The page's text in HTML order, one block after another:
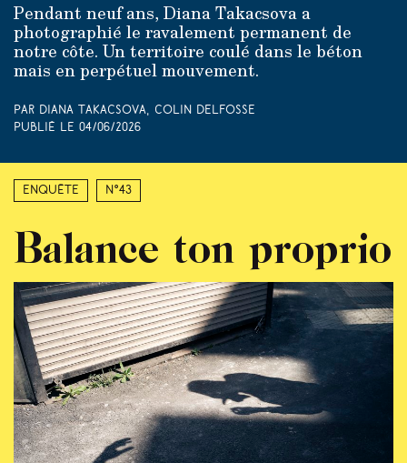
Pendant neuf ans, Diana Takacsova a
photographié le ravalement permanent de
notre côte. Un territoire coulé dans le béton
mais en perpétuel mouvement.
Par Diana Takacsova, Colin Delfosse
Publié le 04/06/2026
Enquête N°43
Balance ton proprio